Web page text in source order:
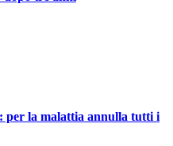
per la malattia annulla tutti i